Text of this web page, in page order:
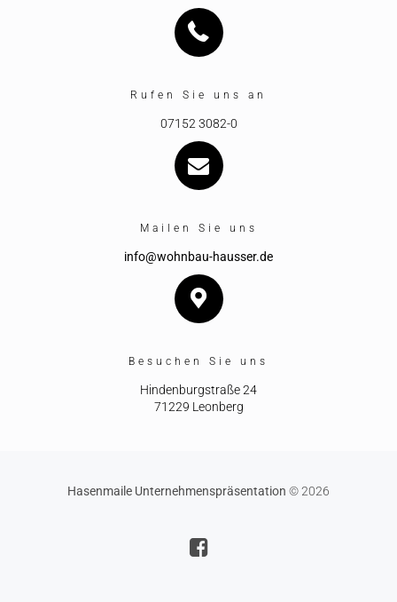
Rufen Sie uns an
07152 3082-0
Mailen Sie uns
info@wohnbau-hausser.de
Besuchen Sie uns
Hindenburgstraße 24
71229 Leonberg
Hasenmaile Unternehmenspräsentation © 2026